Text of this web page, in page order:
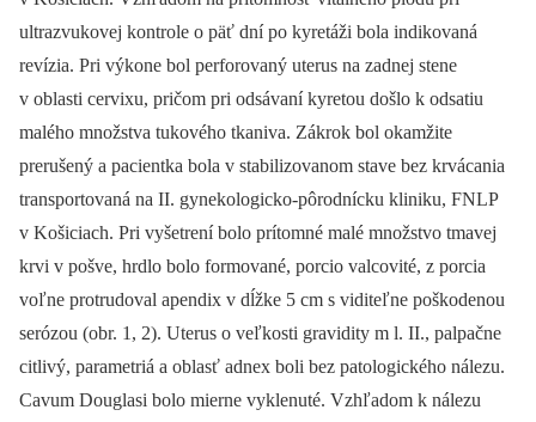
ultrazvukovej kontrole o päť dní po kyretáži bola indikovaná
revízia. Pri výkone bol perforovaný uterus na zadnej stene
v oblasti cervixu, pričom pri odsávaní kyretou došlo k odsatiu
malého množstva tukového tkaniva. Zákrok bol okamžite
prerušený a pacientka bola v stabilizovanom stave bez krvácania
transportovaná na II. gynekologicko-pôrodnícku kliniku, FNLP
v Košiciach. Pri vyšetrení bolo prítomné malé množstvo tmavej
krvi v pošve, hrdlo bolo formované, porcio valcovité, z porcia
voľne protrudoval apendix v dĺžke 5 cm s viditeľne poškodenou
serózou (obr. 1, 2). Uterus o veľkosti gravidity m l. II., palpačne
citlivý, parametriá a oblasť adnex boli bez patologického nálezu.
Cavum Douglasi bolo mierne vyklenuté. Vzhľadom k nálezu